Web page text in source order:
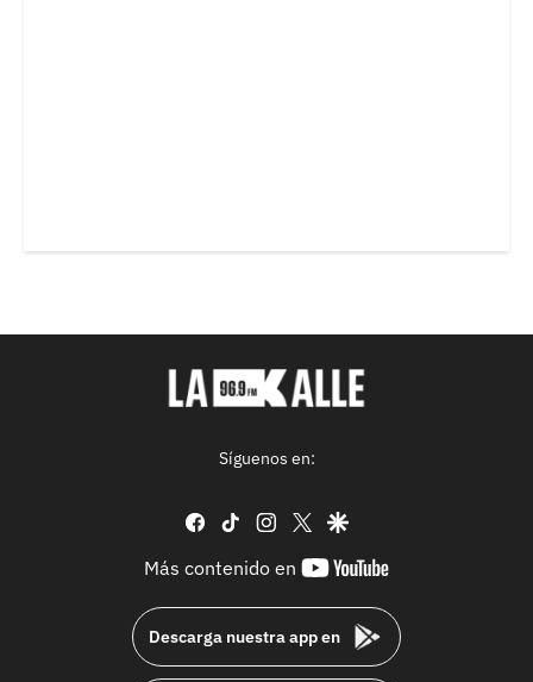
Síguenos en:
facebook
tiktok instagram
twittergoogle
Más contenido en
youtube-
Descarga nuestra app en